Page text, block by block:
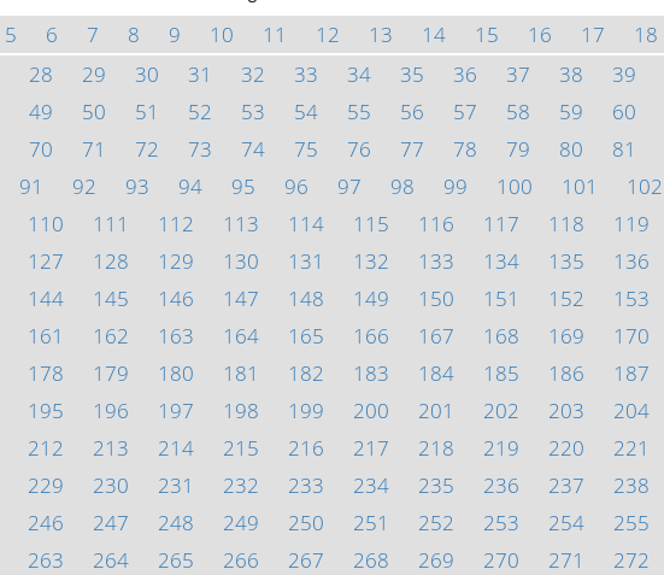
5 6 7 8 9 10 11 12 13 14 15 16 17 18
28 29 30 31 32 33 34 35 36 37 38 39
49 50 51 52 53 54 55 56 57 58 59 60
70 71 72 73 74 75 76 77 78 79 80 81
91 92 93 94 95 96 97 98 99 100 101 102
110 111 112 113 114 115 116 117 118 119
127 128 129 130 131 132 133 134 135 136
144 145 146 147 148 149 150 151 152 153
161 162 163 164 165 166 167 168 169 170
178 179 180 181 182 183 184 185 186 187
195 196 197 198 199 200 201 202 203 204
212 213 214 215 216 217 218 219 220 221
229 230 231 232 233 234 235 236 237 238
246 247 248 249 250 251 252 253 254 255
263 264 265 266 267 268 269 270 271 272